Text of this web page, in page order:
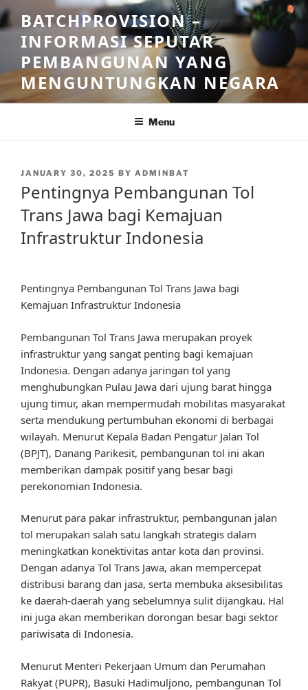
Skip
to
content
BATCHPROVISION –
INFORMASI SEPUTAR
PEMBANGUNAN YANG
MENGUNTUNGKAN NEGARA
Menu
POSTED
JANUARY 30, 2025 BY ADMINBAT
Pentingnya Pembangunan Tol
Trans Jawa bagi Kemajuan
Infrastruktur Indonesia
Pentingnya Pembangunan Tol Trans Jawa bagi
Kemajuan Infrastruktur Indonesia
Pembangunan Tol Trans Jawa merupakan proyek
infrastruktur yang sangat penting bagi kemajuan
Indonesia. Dengan adanya jaringan tol yang
menghubungkan Pulau Jawa dari ujung barat hingga
ujung timur, akan mempermudah mobilitas masyarakat
serta mendukung pertumbuhan ekonomi di berbagai
wilayah. Menurut Kepala Badan Pengatur Jalan Tol
(BPJT), Danang Parikesit, pembangunan tol ini akan
memberikan dampak positif yang besar bagi
perekonomian Indonesia.
Menurut para pakar infrastruktur, pembangunan jalan
tol merupakan salah satu langkah strategis dalam
meningkatkan konektivitas antar kota dan provinsi.
Dengan adanya Tol Trans Jawa, akan mempercepat
distribusi barang dan jasa, serta membuka aksesibilitas
ke daerah-daerah yang sebelumnya sulit dijangkau. Hal
ini juga akan memberikan dorongan besar bagi sektor
pariwisata di Indonesia.
Menurut Menteri Pekerjaan Umum dan Perumahan
Rakyat (PUPR), Basuki Hadimuljono, pembangunan Tol